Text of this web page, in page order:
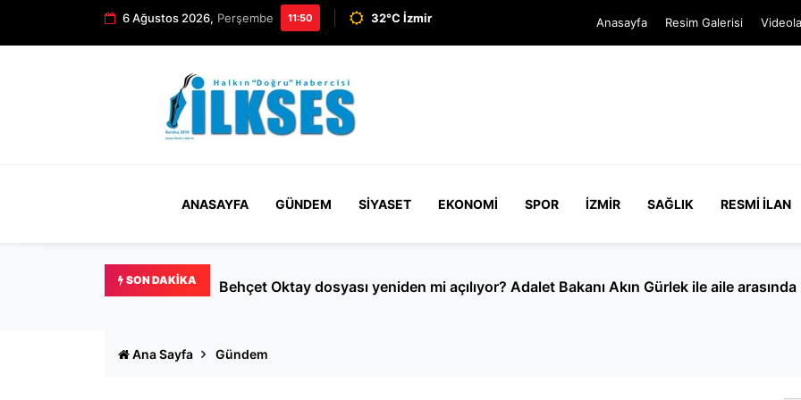
6 Ağustos 2026, Perşembe 11:50 32°C İzmir Anasayfa Resim Galerisi
ANASAYFA GÜNDEM SIYASET EKONOMI SPOR İZMIR SAĞLIK RESMI İLAN
SON DAKIKA Şişli'deki Nilda Müge Şahin cinayetinde yeni detaylar: 9 gün önce şikayetçi olduğu
Ana Sayfa Gündem